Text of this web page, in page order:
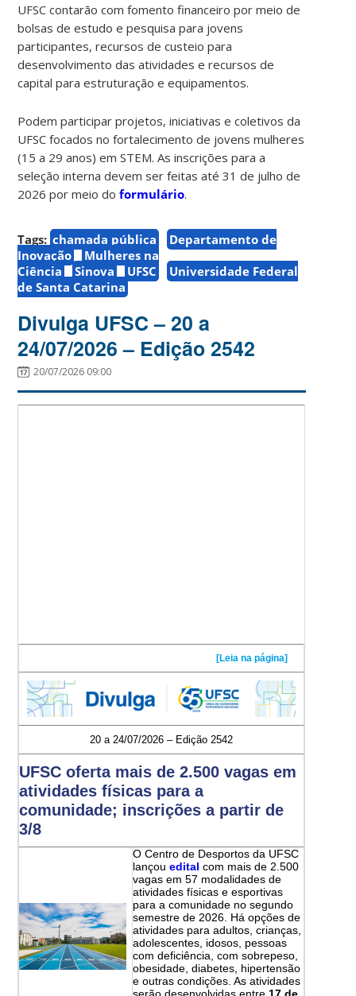
UFSC contarão com fomento financeiro por meio de
bolsas de estudo e pesquisa para jovens
participantes, recursos de custeio para
desenvolvimento das atividades e recursos de
capital para estruturação e equipamentos.
Podem participar projetos, iniciativas e coletivos da
UFSC focados no fortalecimento de jovens mulheres
(15 a 29 anos) em STEM. As inscrições para a
seleção interna devem ser feitas até 31 de julho de
2026 por meio doformulário.
Tags: chamada pública
Departamento de
Inovação
Mulheres na
Ciência
Sinova UFSC
Universidade Federal
de Santa Catarina
Divulga UFSC – 20 a
24/07/2026 – Edição 2542
20/07/2026 09:00
[Leia na página]
20 a 24/07/2026 – Edição 2542
UFSC oferta mais de 2.500 vagas em
atividades físicas para a
comunidade; inscrições a partir de
3/8
O Centro de Desportos da UFSC
lançouedital com mais de 2.500
vagas em 57 modalidades de
atividades físicas e esportivas
para a comunidade no segundo
semestre de 2026. Há opções de
atividades para adultos, crianças,
adolescentes, idosos, pessoas
com deficiência, com sobrepeso,
obesidade, diabetes, hipertensão
e outras condições. As atividades
serão desenvolvidas entre 17 de